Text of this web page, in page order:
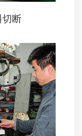
切断